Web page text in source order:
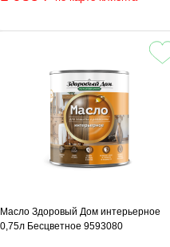
Масло Здоровый Дом интерьерное
0,75л Бесцветное 9593080